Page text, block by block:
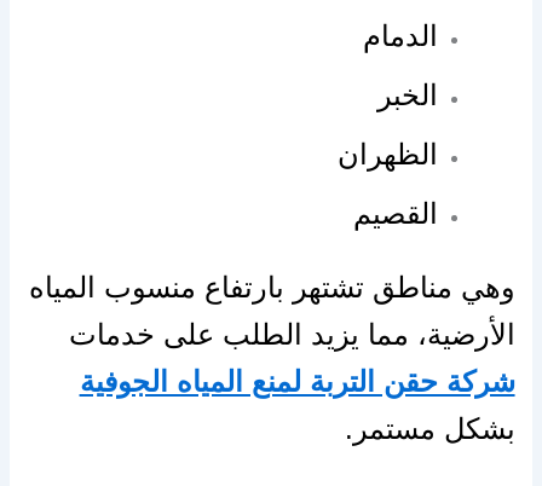
الدمام
الخبر
الظهران
القصيم
وهي مناطق تشتهر بارتفاع منسوب المياه
الأرضية، مما يزيد الطلب على خدمات
شركة حقن التربة لمنع المياه الجوفية
بشكل مستمر.